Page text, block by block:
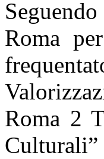
Roma
Roma 2
Culturali”